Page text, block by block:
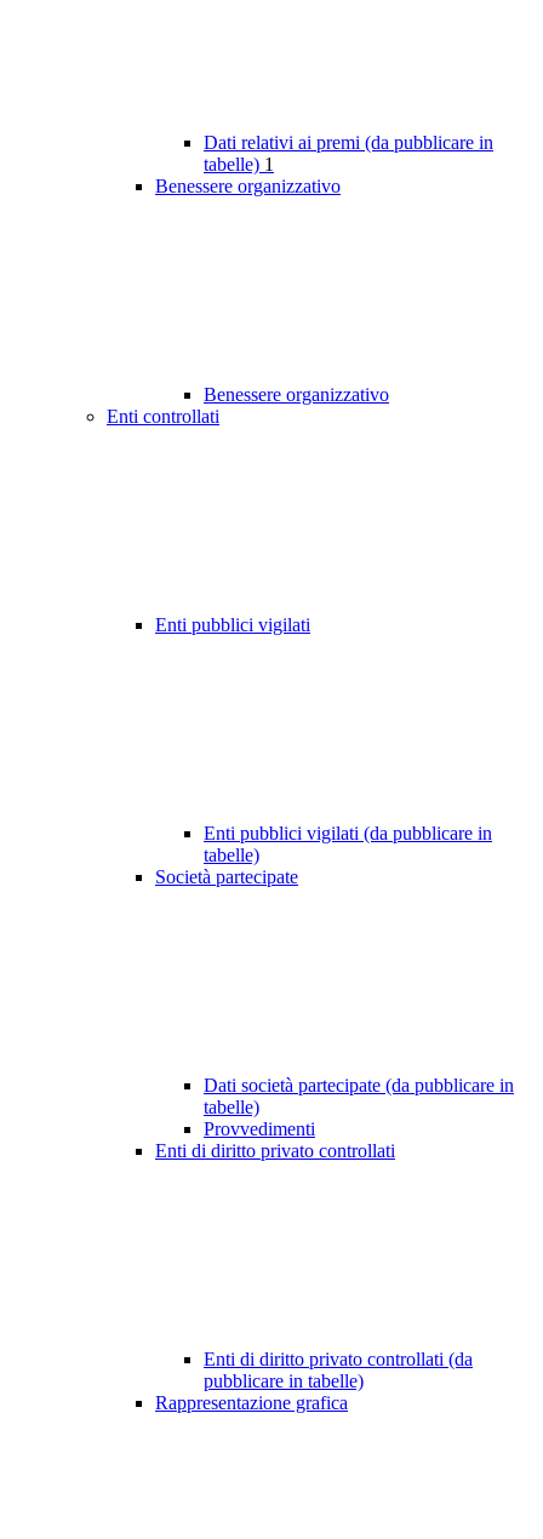
Dati relativi ai premi (da pubblicare in
tabelle) 1
Benessere organizzativo
Benessere organizzativo
Enti controllati
Enti pubblici vigilati
Enti pubblici vigilati (da pubblicare in
tabelle)
Società partecipate
Dati società partecipate (da pubblicare in
tabelle)
Provvedimenti
Enti di diritto privato controllati
Enti di diritto privato controllati (da
pubblicare in tabelle)
Rappresentazione grafica